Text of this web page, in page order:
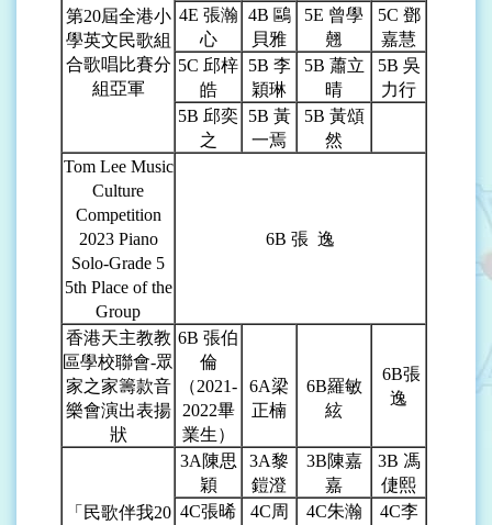
第20屆全港小
學英文民歌組
合歌唱比賽分
組亞軍
4E 張瀚
心
4B 鷗
貝雅
5E 曾學
翹
5C 鄧
嘉慧
5C 邱梓
皓
5B 李
穎琳
5B 蕭立
晴
5B 吳
力行
5B 邱奕
之
5B 黃
一焉
5B 黃頌
然
Tom Lee Music
Culture
Competition
2023 Piano
Solo-Grade 5
5th Place of the
Group
6B 張 逸
香港天主教教
區學校聯會-眾
家之家籌款音
樂會演出表揚
狀
6B 張伯
倫
（2021-
2022畢
業生）
6A梁
正楠
6B羅敏
絃
6B張
逸
「民歌伴我20
3A 陳思
穎
3A黎
鎧澄
3B陳嘉
嘉
3B 馮
倢熙
4C張晞
4C周
4C朱瀚
4C李